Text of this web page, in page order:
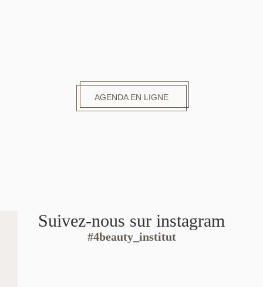
AGENDA EN LIGNE
Suivez-nous sur instagram
#4beauty_institut